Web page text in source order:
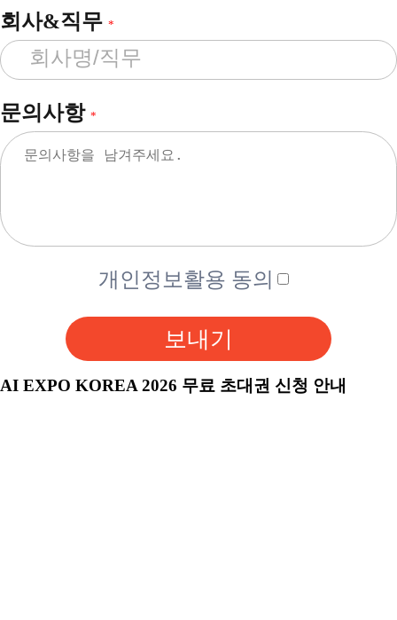
회사&직무 *
문의사항 *
개인정보활용 동의
보내기
AI EXPO KOREA 2026 무료 초대권 신청 안내